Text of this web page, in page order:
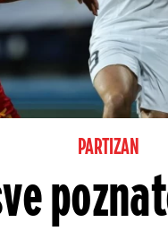
PARTIZAN